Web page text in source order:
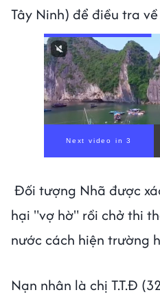
Tây Ninh) để điều tra
Next video in 1
Đối tượng Nhã được
hại "vợ hờ" rồi chở thi
nước cách hiện trường
Nạn nhân là chị T.T.Đ